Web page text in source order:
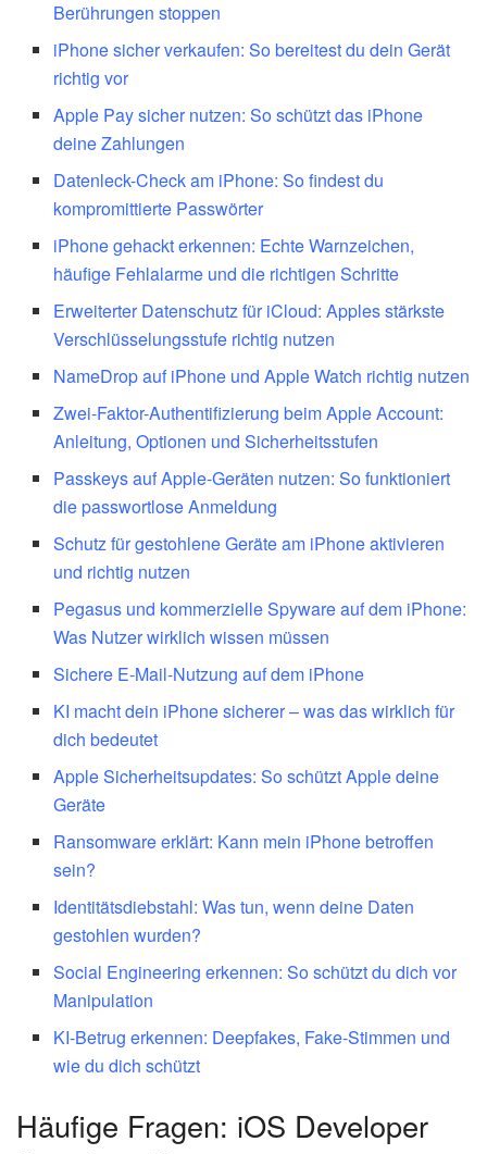
Berührungen stoppen
iPhone sicher verkaufen: So bereitest du dein Gerät
richtig vor
Apple Pay sicher nutzen: So schützt das iPhone
deine Zahlungen
Datenleck-Check am iPhone: So findest du
kompromittierte Passwörter
iPhone gehackt erkennen: Echte Warnzeichen,
häufige Fehlalarme und die richtigen Schritte
Erweiterter Datenschutz für iCloud: Apples stärkste
Verschlüsselungsstufe richtig nutzen
NameDrop auf iPhone und Apple Watch richtig nutzen
Zwei-Faktor-Authentifizierung beim Apple Account:
Anleitung, Optionen und Sicherheitsstufen
Passkeys auf Apple-Geräten nutzen: So funktioniert
die passwortlose Anmeldung
Schutz für gestohlene Geräte am iPhone aktivieren
und richtig nutzen
Pegasus und kommerzielle Spyware auf dem iPhone:
Was Nutzer wirklich wissen müssen
Sichere E-Mail-Nutzung auf dem iPhone
KI macht dein iPhone sicherer – was das wirklich für
dich bedeutet
Apple Sicherheitsupdates: So schützt Apple deine
Geräte
Ransomware erklärt: Kann mein iPhone betroffen
sein?
Identitätsdiebstahl: Was tun, wenn deine Daten
gestohlen wurden?
Social Engineering erkennen: So schützt du dich vor
Manipulation
KI-Betrug erkennen: Deepfakes, Fake-Stimmen und
wie du dich schützt
Häufige Fragen: iOS Developer